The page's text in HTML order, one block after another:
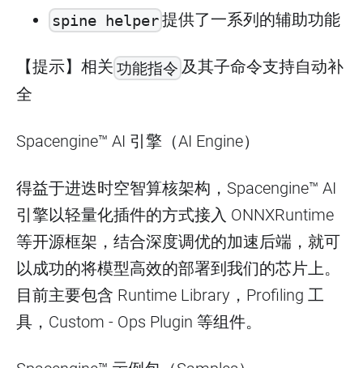
spine helper提供了一系列的辅助功能
【提示】相关 功能指令 及其子命令支持自动补
全
Spacengine™ AI 引擎（AI Engine）
得益于进迭时空智算核架构，Spacengine™ AI
引擎以轻量化插件的方式接入 ONNXRuntime
等开源框架，结合深度调优的加速后端，就可
以成功的将模型高效的部署到我们的芯片上。
目前主要包含 Runtime Library，Profiling 工
具，Custom - Ops Plugin 等组件。